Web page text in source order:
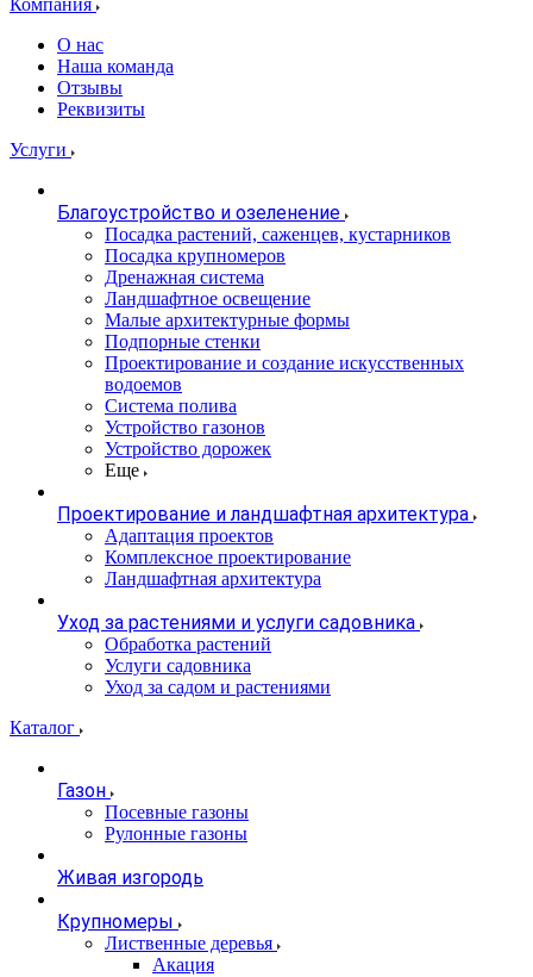
Компания
О нас
Наша команда
Отзывы
Реквизиты
Услуги
Благоустройство и озеленение
Посадка растений, саженцев, кустарников
Посадка крупномеров
Дренажная система
Ландшафтное освещение
Малые архитектурные формы
Подпорные стенки
Проектирование и создание искусственных
водоемов
Система полива
Устройство газонов
Устройство дорожек
Еще
Проектирование и ландшафтная архитектура
Адаптация проектов
Комплексное проектирование
Ландшафтная архитектура
Уход за растениями и услуги садовника
Обработка растений
Услуги садовника
Уход за садом и растениями
Каталог
Газон
Посевные газоны
Рулонные газоны
Живая изгородь
Крупномеры
Лиственные деревья
Акация